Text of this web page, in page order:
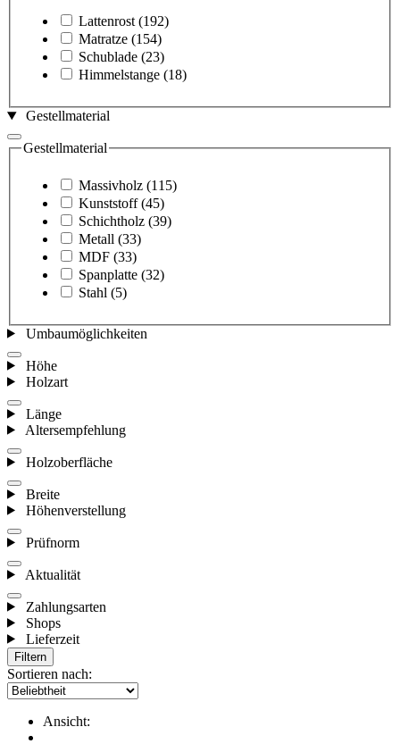
Lattenrost (192)
Matratze (154)
Schublade (23)
Himmelstange (18)
Gestellmaterial
Gestellmaterial
Massivholz (115)
Kunststoff (45)
Schichtholz (39)
Metall (33)
MDF (33)
Spanplatte (32)
Stahl (5)
Umbaumöglichkeiten
Höhe
Holzart
Länge
Altersempfehlung
Holzoberfläche
Breite
Höhenverstellung
Prüfnorm
Aktualität
Zahlungsarten
Shops
Lieferzeit
Filtern
Sortieren nach:
Ansicht: